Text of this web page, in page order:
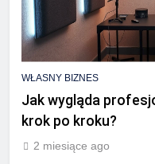
WŁASNY BIZNES
Jak wygląda
krok po kroku?
2 miesiące ago